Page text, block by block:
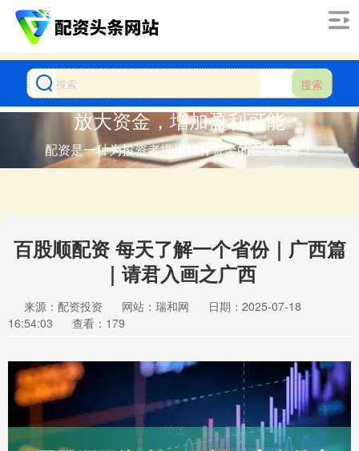
搜索
放大资金，增加盈利可能
配资是一种为投资者提供杠杆资金的金融服务！
百股顺配资 每天了解一个省份｜广西篇
｜请君入画之广西
来源：配资投资 网站：瑞和网
日期：2025-07-18
16:54:03
查看：179